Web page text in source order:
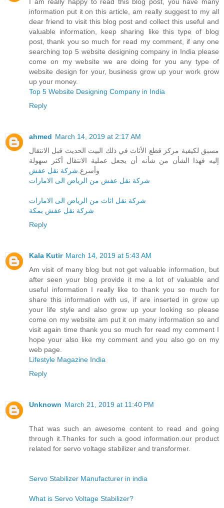
information put it on this article, am really suggest to my all
dear friend to visit this blog post and collect this useful and
valuable information, keep sharing like this type of blog
post, thank you so much for read my comment, if any one
searching top 5 website designing company in India please
come on my website we are doing for you any type of
website design for your, business grow up your work grow
up your money.
Top 5 Website Designing Company in India
Reply
ahmed March 14, 2019 at 2:17 AM
مسبق لكيفية مركز قطع الأثاث في ذلك البيت الحديث قبل الانتقال
إليه فهذا الشأن من شأنه أن يجعل عملية الانتقال أكثر سهولة
وأسرع. شركة نقل عفش
شركة نقل عفش من الرياض الى الامارات
شركة نقل اثاث من الرياض الى الامارات
شركة نقل عفش بمكة
Reply
Kala Kutir March 14, 2019 at 5:43 AM
Am visit of many blog but not get valuable information, but
after seen your blog provide it me a lot of valuable and
useful information I really like to thank you so much for
share this information with us, if are inserted in grow up
your life style and also grow up your looking so please
come on my website am put it on many information so and
visit again time thank you so much for read my comment I
hope your also like my comment and you also go on my
web page.
Lifestyle Magazine India
Reply
Unknown March 21, 2019 at 11:40 PM
That was such an awesome content to read and going
through it.Thanks for such a good information.our product
related for servo voltage stabilizer and transformer.
Servo Stabilizer Manufacturer in india
What is Servo Voltage Stabilizer?